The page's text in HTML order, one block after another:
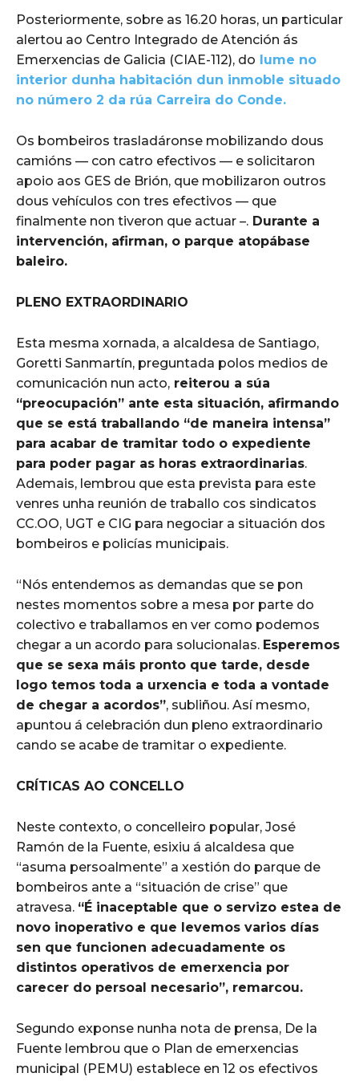
Posteriormente, sobre as 16.20 horas, un particular
alertou ao Centro Integrado de Atención ás
Emerxencias de Galicia (CIAE-112), do lume no
interior dunha habitación dun inmoble situado
no número 2 da rúa Carreira do Conde.
Os bombeiros trasladáronse mobilizando dous
camións — con catro efectivos — e solicitaron
apoio aos GES de Brión, que mobilizaron outros
dous vehículos con tres efectivos — que
finalmente non tiveron que actuar –. Durante a
intervención, afirman, o parque atopábase
baleiro.
PLENO EXTRAORDINARIO
Esta mesma xornada, a alcaldesa de Santiago,
Goretti Sanmartín, preguntada polos medios de
comunicación nun acto, reiterou a súa
“preocupación” ante esta situación, afirmando
que se está traballando “de maneira intensa”
para acabar de tramitar todo o expediente
para poder pagar as horas extraordinarias.
Ademais, lembrou que esta prevista para este
venres unha reunión de traballo cos sindicatos
CC.OO, UGT e CIG para negociar a situación dos
bombeiros e policías municipais.
“Nós entendemos as demandas que se pon
nestes momentos sobre a mesa por parte do
colectivo e traballamos en ver como podemos
chegar a un acordo para solucionalas. Esperemos
que se sexa máis pronto que tarde, desde
logo temos toda a urxencia e toda a vontade
de chegar a acordos”, subliñou. Así mesmo,
apuntou á celebración dun pleno extraordinario
cando se acabe de tramitar o expediente.
CRÍTICAS AO CONCELLO
Neste contexto, o concelleiro popular, José
Ramón de la Fuente, esixiu á alcaldesa que
“asuma persoalmente” a xestión do parque de
bombeiros ante a “situación de crise” que
atravesa. “É inaceptable que o servizo estea de
novo inoperativo e que levemos varios días
sen que funcionen adecuadamente os
distintos operativos de emerxencia por
carecer do persoal necesario”, remarcou.
Segundo exponse nunha nota de prensa, De la
Fuente lembrou que o Plan de emerxencias
municipal (PEMU) establece en 12 os efectivos